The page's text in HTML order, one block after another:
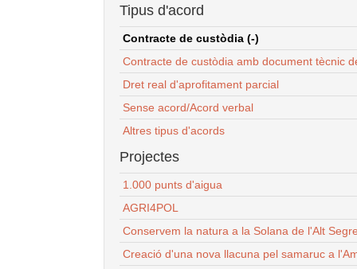
Tipus d'acord
Contracte de custòdia (-)
Contracte de custòdia amb document tècnic
Dret real d'aprofitament parcial
Sense acord/Acord verbal
Altres tipus d'acords
Projectes
1.000 punts d'aigua
AGRI4POL
Conservem la natura a la Solana de l'Alt
Creació d'una nova llacuna pel samaruc a